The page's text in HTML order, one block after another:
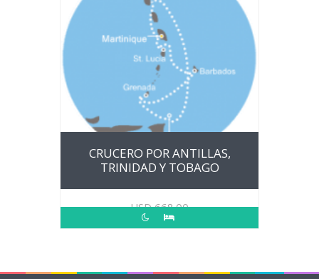
CRUCERO POR ANTILLAS,
TRINIDAD Y TOBAGO
USD668.00